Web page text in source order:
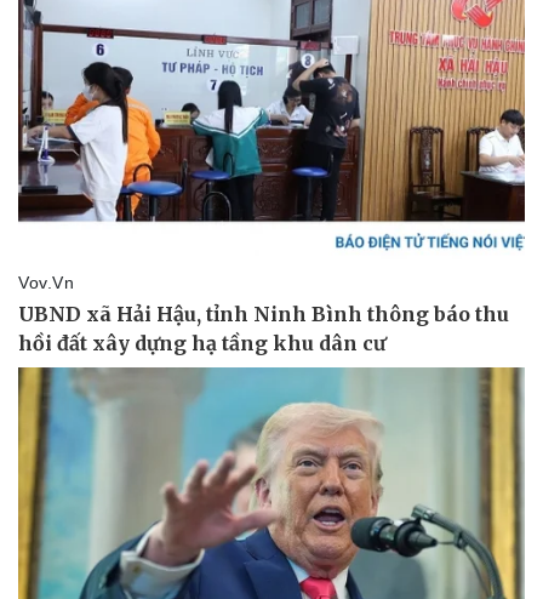
Bất động sản
Khởi nghiệp
Thị trường
Giá vàng
Tiêu dùng
Tỷ giá